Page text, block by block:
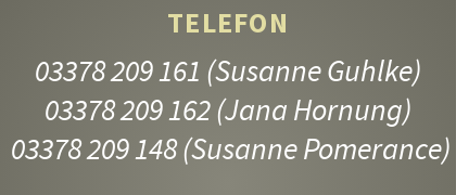
JUNGE MÜTTER
9.–13. Jahrgangsstufe
TELEFON
03378 209 161 (Susanne Guhlke)
03378 209 162(Jana Hornung)
03378 209 148(Susanne Pomerance)